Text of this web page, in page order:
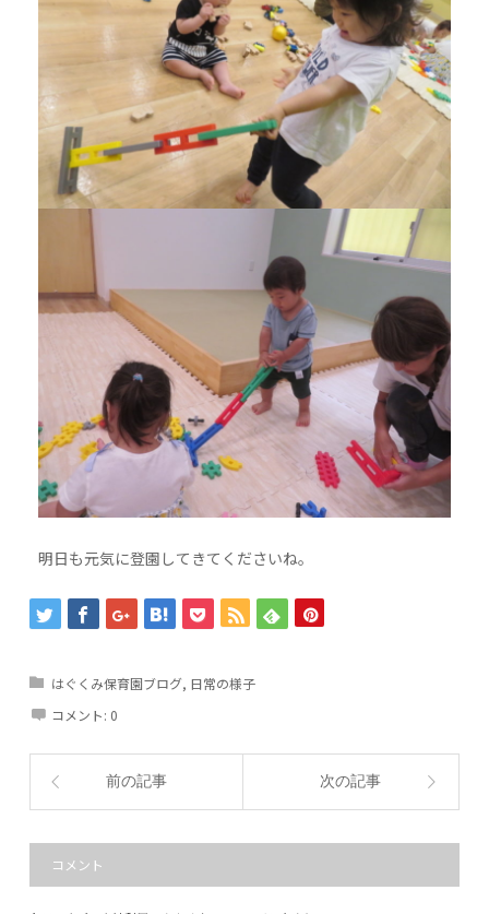
明日も元気に登園してきてくださいね。
はぐくみ保育園ブログ, 日常の様子
コメント: 0
前の記事 次の記事
コメント